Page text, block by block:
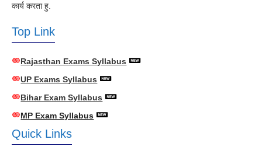
कार्य करता हु.
Top Link
Rajasthan Exams Syllabus
UP Exams Syllabus
Bihar Exam Syllabus
MP Exam Syllabus
Quick Links